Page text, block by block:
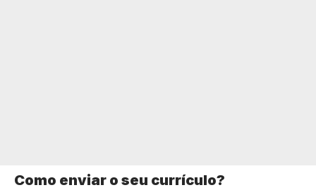
Como enviar o seu currículo?